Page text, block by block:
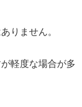
りません。
軽度な場合が多